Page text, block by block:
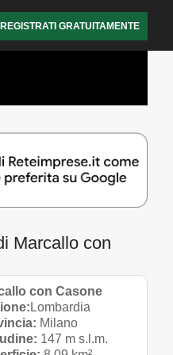
REGISTRATI GRATUITAMENTE
Marcallo con
con Casone
Lombardia
Milano
147 m s.l.m.